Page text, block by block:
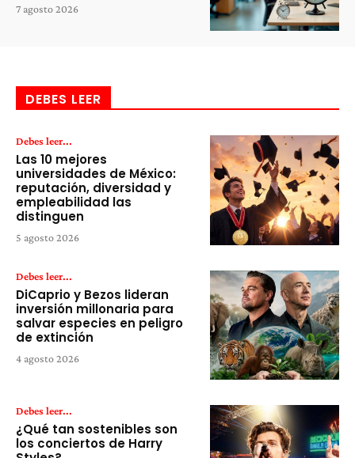
7 agosto 2026
DEBES LEER
Debes leer...
Las 10 mejores
universidades de México:
reputación, diversidad y
empleabilidad las
distinguen
5 agosto 2026
Debes leer...
DiCaprio y Bezos lideran
inversión millonaria para
salvar especies en peligro
de extinción
4 agosto 2026
Debes leer...
¿Qué tan sostenibles son
los conciertos de Harry